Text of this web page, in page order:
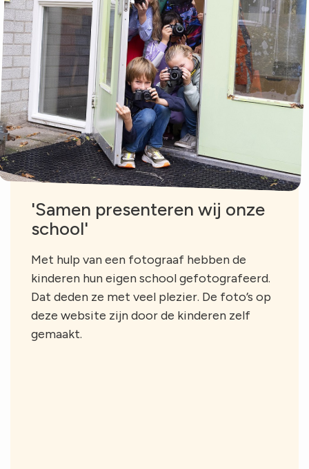
'Samen presenteren wij onze
school'
Met hulp van een fotograaf hebben de
kinderen hun eigen school gefotografeerd.
Dat deden ze met veel plezier. De foto’s op
deze website zijn door de kinderen zelf
gemaakt.